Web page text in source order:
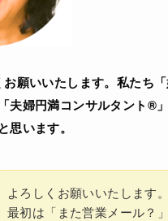
願いいたします。私たち
夫婦円満コンサルタント®
思います。
よろしくお願いいたします。
最初は「また営業メール？